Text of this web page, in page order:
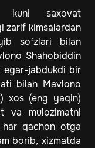
kuni saxovat
zarif kimsalardan
so‘zlari bilan
Shahobiddin
egar-jabdukdi bir
bilan Mavlono
xos (eng yaqin)
va mulozimatni
qachon otga
borib, xizmatda